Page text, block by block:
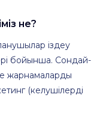
не?
іздеу
бойынша. Сондай-
жарнамаларды
(келушілерді